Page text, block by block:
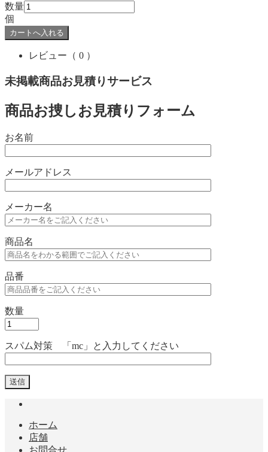
数量
個
レビュー （ 0 ）
未掲載商品お見積りサービス
商品お捜しお見積りフォーム
お名前
メールアドレス
メーカー名
商品名
品番
数量
スパム対策 「mc」と入力してください
ホーム
店舗